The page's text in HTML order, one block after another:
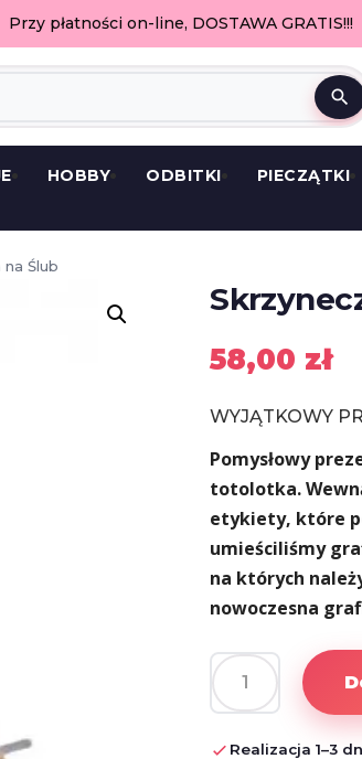
Przy płatności on-line, DOSTAWA GRATIS!!!
search
HOBBY ODBITKI PIECZĄTKI
Ślub
58,00 zł
WYJĄTKOWY
Pomysłowy
totolotka.
etykiety, które
umieściliśmy
na których
nowoczesna
ilość
Skrzyneczka
naRealizacja 1–3